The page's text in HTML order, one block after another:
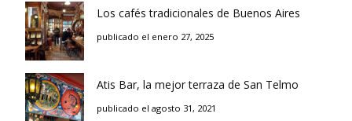
Los cafés tradicionales de Buenos Aires
publicado el enero 27, 2025
Atis Bar, la mejor terraza de San Telmo
publicado el agosto 31, 2021